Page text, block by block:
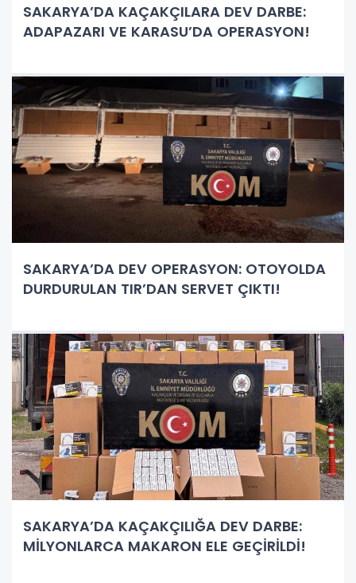
SAKARYA’DA KAÇAKÇILARA DEV DARBE:
ADAPAZARI VE KARASU’DA OPERASYON!
SAKARYA’DA DEV OPERASYON: OTOYOLDA
DURDURULAN TIR’DAN SERVET ÇIKTI!
SAKARYA’DA KAÇAKÇILIĞA DEV DARBE:
MİLYONLARCA MAKARON ELE GEÇİRİLDİ!